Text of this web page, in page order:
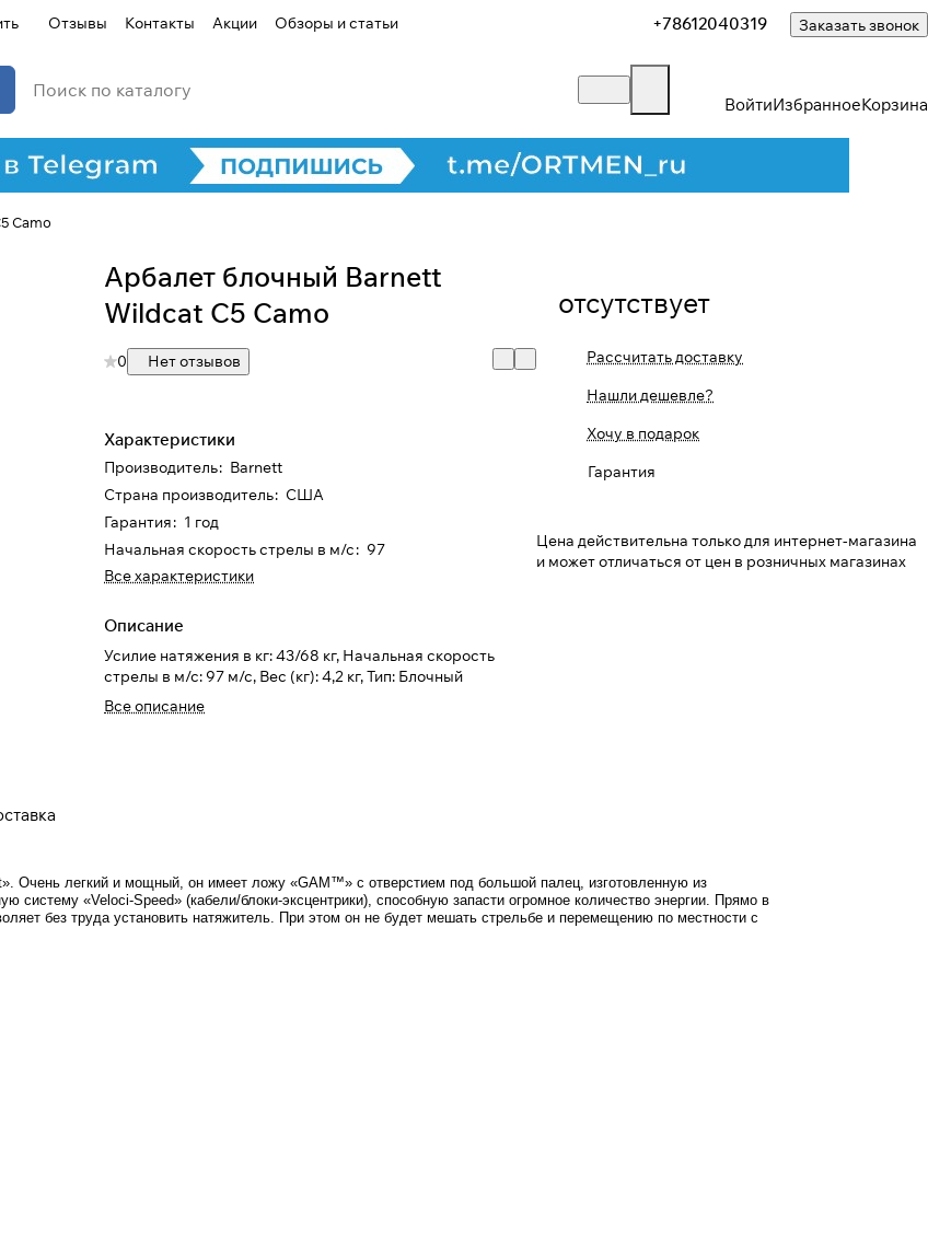
Отзывы Контакты Акции Обзоры и статьи +78612040319 Заказать звонок
ВойтиИзбранноеКорзина
Camo
Арбалет блочный Barnett
Wildcat C5 Camo
0 Нет отзывов
Характеристики
Производитель: Barnett
Страна производитель: США
Гарантия: 1 год
Начальная скорость стрелы в м/с: 97
Все характеристики
Описание
Усилие натяжения в кг: 43/68 кг, Начальная скорость
стрелы в м/с: 97 м/с, Вес (кг): 4,2 кг, Тип: Блочный
Все описание
отсутствует
Рассчитать доставку
Нашли дешевле?
Хочу в подарок
Гарантия
Цена действительна только для интернет-магазина
и может отличаться от цен в розничных магазинах
. Очень легкий и мощный, он имеет ложу «GAM™» с отверстием под большой палец, изготовленную из
систему «Veloci-Speed» (кабели/блоки-эксцентрики), способную запасти огромное количество энергии. Прямо в
без труда установить натяжитель. При этом он не будет мешать стрельбе и перемещению по местности с
Закрыть
всех банков
оплату на части